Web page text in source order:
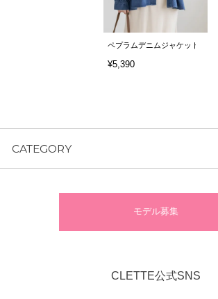
ペプラムデニムジャケット
¥5,390
CATEGORY
モデル募集
CLETTE公式SNS